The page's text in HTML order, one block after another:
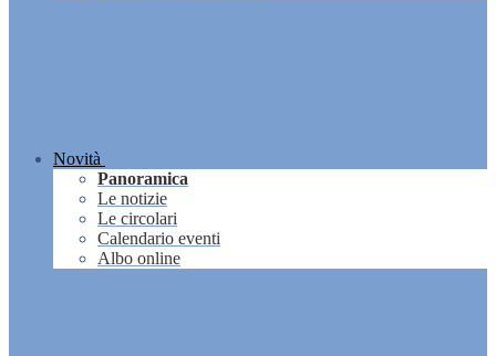
Novità
Panoramica
Le notizie
Le circolari
Calendario eventi
Albo online